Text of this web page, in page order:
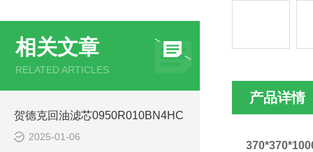
相关文章
RELATED ARTICLES
贺德克回油滤芯0950R010BN4HC
2025-01-06
产品详情